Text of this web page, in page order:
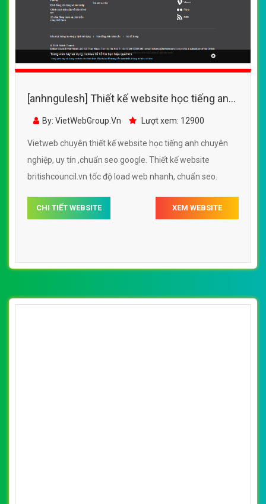
[anhngulesh] Thiết kế website học tiếng anh
- britishcouncil.vn đẹp SEO tốt
By: VietWebGroup.Vn Lượt xem: 12900
Vietweb chuyên thiết kế website học tiếng anh chuyên
nghiệp, uy tín ,chuẩn seo google. Thiết kế website
britishcouncil.vn tốc độ load web nhanh, chuẩn seo.
CHI TIẾT WEBSITE XEM WEBSITE